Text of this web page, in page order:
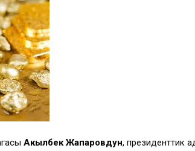
Акылбек Жапаровдун, президенттик